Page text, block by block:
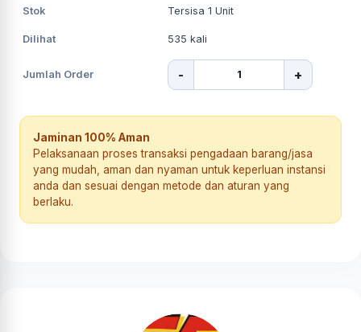
Stok Tersisa 1 Unit
Dilihat 535 kali
Jumlah Order - +
Jaminan 100% Aman
Pelaksanaan proses transaksi pengadaan barang/jasa
yang mudah, aman dan nyaman untuk keperluan instansi
anda dan sesuai dengan metode dan aturan yang
berlaku.